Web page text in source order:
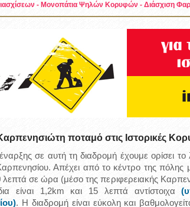
- Μονοπάτια Ψηλών Κορυφών - Διάσχιση
ποταμό στις Ιστορικές
σε αυτή τη διαδρομή έχουμε ορίσει
Απέχει από το κέντρο της
λεπτά σε ώρα (μέσο της περιφερειακής
είναι 1,2km και 15 λεπτά αντίστοιχα
. Η διαδρομή είναι εύκολη και